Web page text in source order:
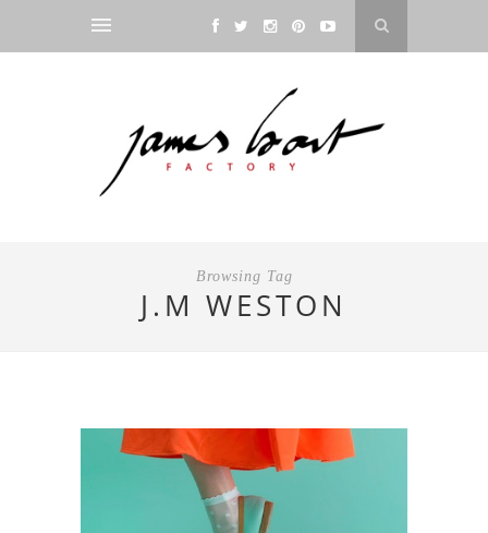
Browsing Tag
J.M WESTON